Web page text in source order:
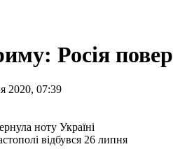
Росія
2020, 07:39
відбувся 26 липня